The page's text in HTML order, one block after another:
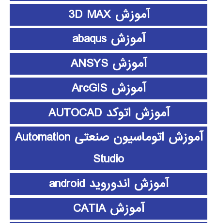
آموزش 3D MAX
آموزش abaqus
آموزش ANSYS
آموزش ArcGIS
آموزش اتوکد AUTOCAD
آموزش اتوماسیون صنعتی Automation
Studio
آموزش اندوروید android
آموزش CATIA